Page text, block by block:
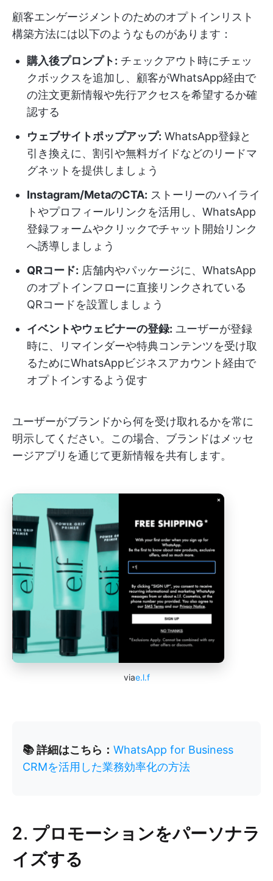
顧客エンゲージメントのためのオプトインリスト
構築方法には以下のようなものがあります：
購入後プロンプト: チェックアウト時にチェッ
クボックスを追加し、顧客がWhatsApp経由で
の注文更新情報や先行アクセスを希望するか確
認する
ウェブサイトポップアップ: WhatsApp登録と
引き換えに、割引や無料ガイドなどのリードマ
グネットを提供しましょう
Instagram/MetaのCTA: ストーリーのハイライ
トやプロフィールリンクを活用し、WhatsApp
登録フォームやクリックでチャット開始リンク
へ誘導しましょう
QRコード: 店舗内やパッケージに、WhatsApp
のオプトインフローに直接リンクされている
QRコードを設置しましょう
イベントやウェビナーの登録: ユーザーが登録
時に、リマインダーや特典コンテンツを受け取
るためにWhatsAppビジネスアカウント経由で
オプトインするよう促す
ユーザーがブランドから何を受け取れるかを常に
明示してください。この場合、ブランドはメッセ
ージアプリを通じて更新情報を共有します。
viae.l.f
📚 詳細はこちら： WhatsApp for Business
CRMを活用した業務効率化の方法
2. プロモーションをパーソナラ
イズする